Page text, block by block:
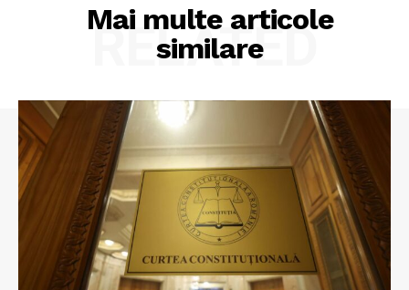
Mai multe articole
similare
RELATED